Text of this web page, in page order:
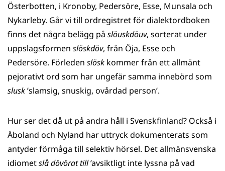
Österbotten, i Kronoby, Pedersöre, Esse, Munsala och
Nykarleby. Går vi till ordregistret för dialektordboken
finns det några belägg på slöuskdöuv, sorterat under
uppslagsformen slöskdöv, från Öja, Esse och
Pedersöre. Förleden slösk kommer från ett allmänt
pejorativt ord som har ungefär samma innebörd som
slusk’slamsig, snuskig, ovårdad person’.
Hur ser det då ut på andra håll i Svenskfinland? Också i
Åboland och Nyland har uttryck dokumenterats som
antyder förmåga till selektiv hörsel. Det allmänsvenska
idiometslå dövörat till’avsiktligt inte lyssna på vad